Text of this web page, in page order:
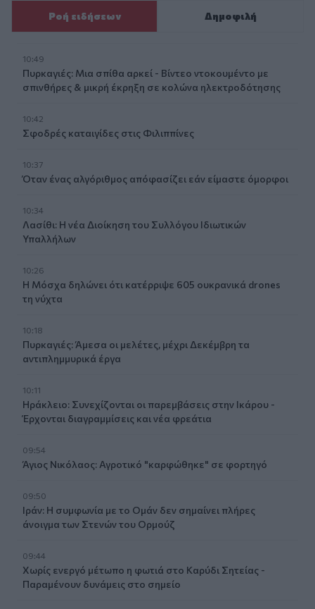
Ροή ειδήσεων Δημοφιλή
10:49
Πυρκαγιές: Μια σπίθα αρκεί - Βίντεο ντοκουμέντο με
σπινθήρες & μικρή έκρηξη σε κολώνα ηλεκτροδότησης
10:42
Σφοδρές καταιγίδες στις Φιλιππίνες
10:37
Όταν ένας αλγόριθμος απόφασίζει εάν είμαστε όμορφοι
10:34
Λασίθι: Η νέα Διοίκηση του Συλλόγου Ιδιωτικών
Υπαλλήλων
10:26
Η Μόσχα δηλώνει ότι κατέρριψε 605 ουκρανικά drones
τη νύχτα
10:18
Πυρκαγιές: Άμεσα οι μελέτες, μέχρι Δεκέμβρη τα
αντιπλημμυρικά έργα
10:11
Ηράκλειο: Συνεχίζονται οι παρεμβάσεις στην Ικάρου -
Έρχονται διαγραμμίσεις και νέα φρεάτια
09:54
Άγιος Νικόλαος: Αγροτικό "καρφώθηκε" σε φορτηγό
09:50
Ιράν: Η συμφωνία με το Ομάν δεν σημαίνει πλήρες
άνοιγμα των Στενών του Ορμούζ
09:44
Χωρίς ενεργό μέτωπο η φωτιά στο Καρύδι Σητείας -
Παραμένουν δυνάμεις στο σημείο